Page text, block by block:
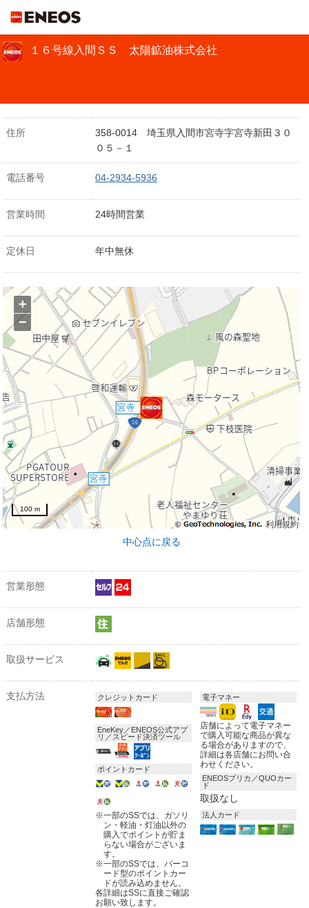
１６号線入間ＳＳ 太陽鉱油株式会社
住所
358-0014 埼玉県入間市宮寺字宮寺新田３０
０５－１
電話番号 04-2934-5936
営業時間 24時間営業
定休日 年中無休
利用規約
+
−
100 m
中心点に戻る
営業形態
店舗形態
取扱サービス
支払方法 クレジットカード
EneKey／ENEOS公式アプ
リ／スピード決済ツール
ポイントカード
※一部のSSでは、ガソリ
ン・軽油・灯油以外の
購入でポイントが貯ま
らない場合がございま
す。
※一部のSSでは、バーコ
ード型のポイントカー
ドが読み込めません。
各詳細はSSに直接ご確認
お願い致します。
電子マネー
店舗によって電子マネー
で購入可能な商品が異な
る場合がありますので、
詳細は各店舗にお問い合
わせください。
ENEOSプリカ／QUOカー
ド
取扱なし
法人カード